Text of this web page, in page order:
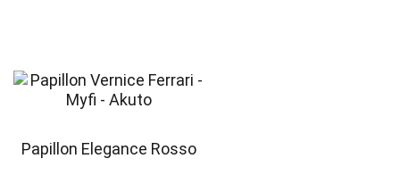
Papillon Elegance Rosso